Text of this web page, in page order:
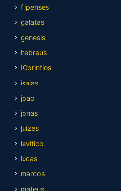
fiipenses
galatas
genesis
hebreus
ICorintios
isaias
joao
jonas
juízes
levitico
lucas
marcos
mateus